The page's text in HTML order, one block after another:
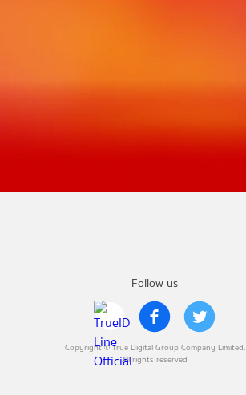
Follow us
Copyright © True Digital Group Company Limited.
All rights reserved